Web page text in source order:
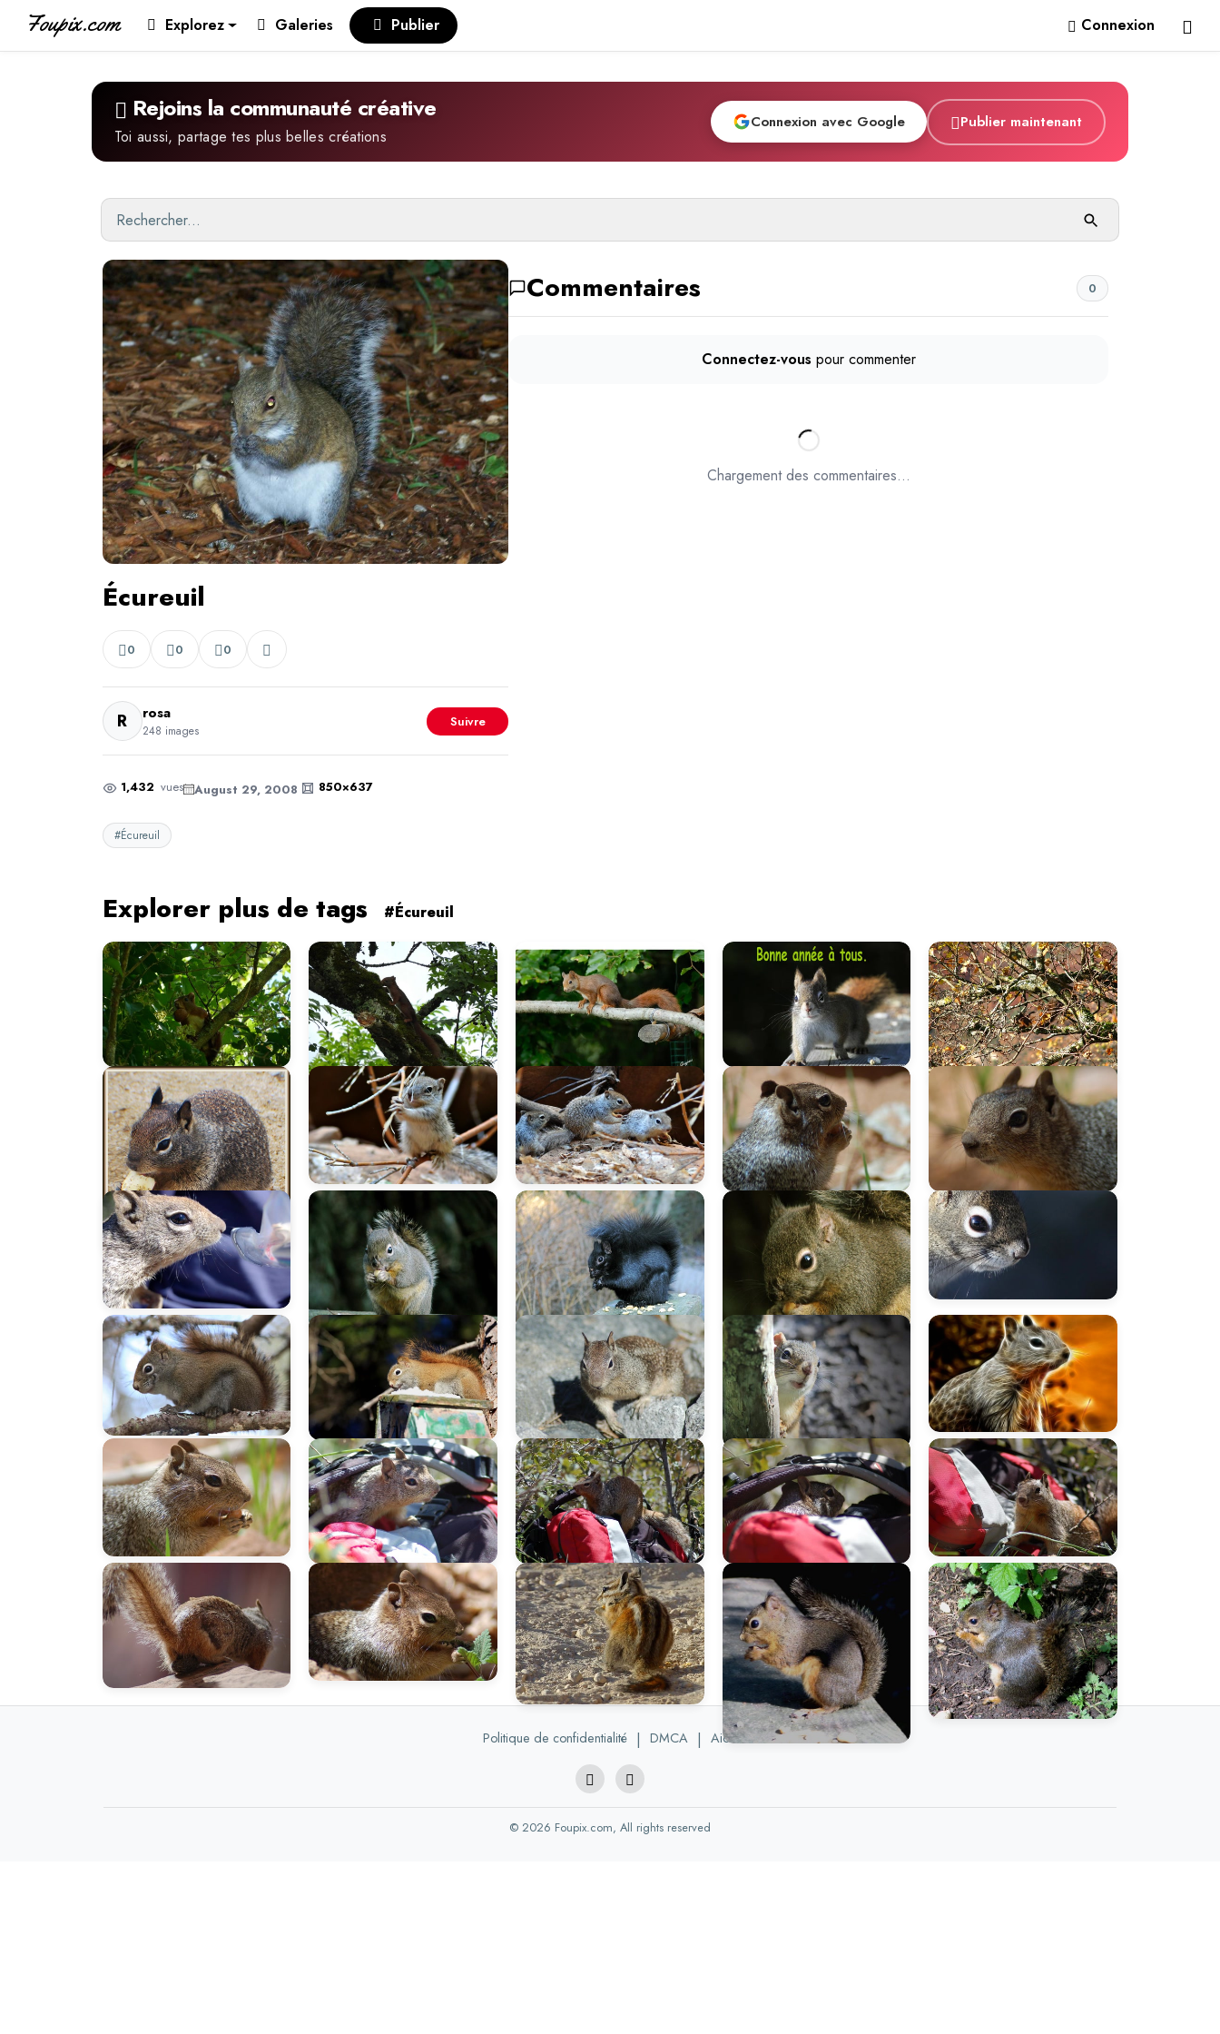
Foupix.com Explorez Galeries Publier Connexion
Rejoins la communauté créative
Toi aussi, partage tes plus belles créations
Connexion avec Google Publier maintenant
Écureuil
0 0 0
R rosa
248 images
Suivre
1,432 vues August 29, 2008 850×637
#Écureuil
Commentaires 0
Connectez-vous pour commenter
Chargement des commentaires...
Explorer plus de tags #Écureuil
Politique de confidentialité | DMCA | Aide
© 2026 Foupix.com, All rights reserved